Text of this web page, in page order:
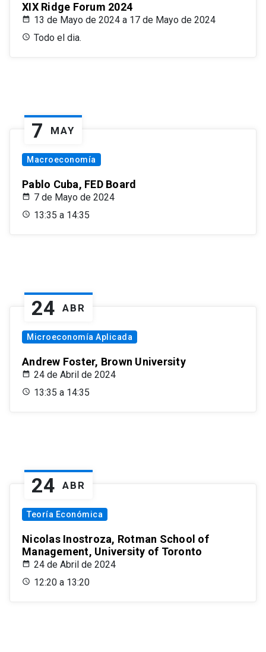
XIX Ridge Forum 2024
13 de Mayo de 2024 a 17 de Mayo de 2024
Todo el dia.
7 MAY
Macroeconomía
Pablo Cuba, FED Board
7 de Mayo de 2024
13:35 a 14:35
24 ABR
Microeconomía Aplicada
Andrew Foster, Brown University
24 de Abril de 2024
13:35 a 14:35
24 ABR
Teoría Económica
Nicolas Inostroza, Rotman School of
Management, University of Toronto
24 de Abril de 2024
12:20 a 13:20